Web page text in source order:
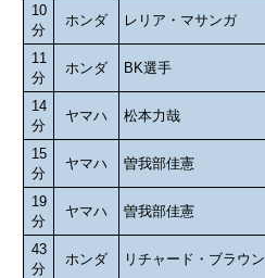
10
分
ホンダ レリア・マサンガ
11
分
ホンダ BK選手
14
分
ヤマハ 松本力哉
15
分
ヤマハ 曽我部佳憲
19
分
ヤマハ 曽我部佳憲
43
分
ホンダ リチャード・ブラウン